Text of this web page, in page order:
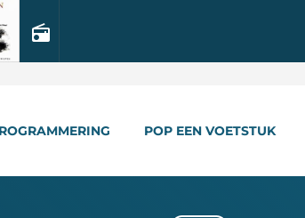
radio
POP EEN VOETSTUK